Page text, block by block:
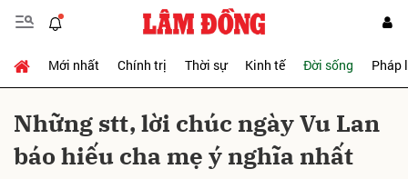
Mới nhất Chính trị Thời sự Kinh tế Đời sống Pháp
Những stt, lời chúc ngày Vu Lan
báo hiếu cha mẹ ý nghĩa nhất
Gửi bình luận